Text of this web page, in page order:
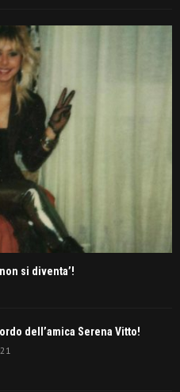
non si diventa’!
dell’amica Serena Vitto!